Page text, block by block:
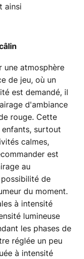
ainsi
une atmosphère
de jeu, où un
est demandé, il
d'ambiance
rouge. Cette
surtout
calmes,
est
au
de
du moment.
à intensité
lumineuse
les phases de
réglée un peu
à intensité